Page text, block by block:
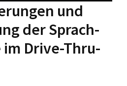
und
der Sprach-
Drive-Thru-